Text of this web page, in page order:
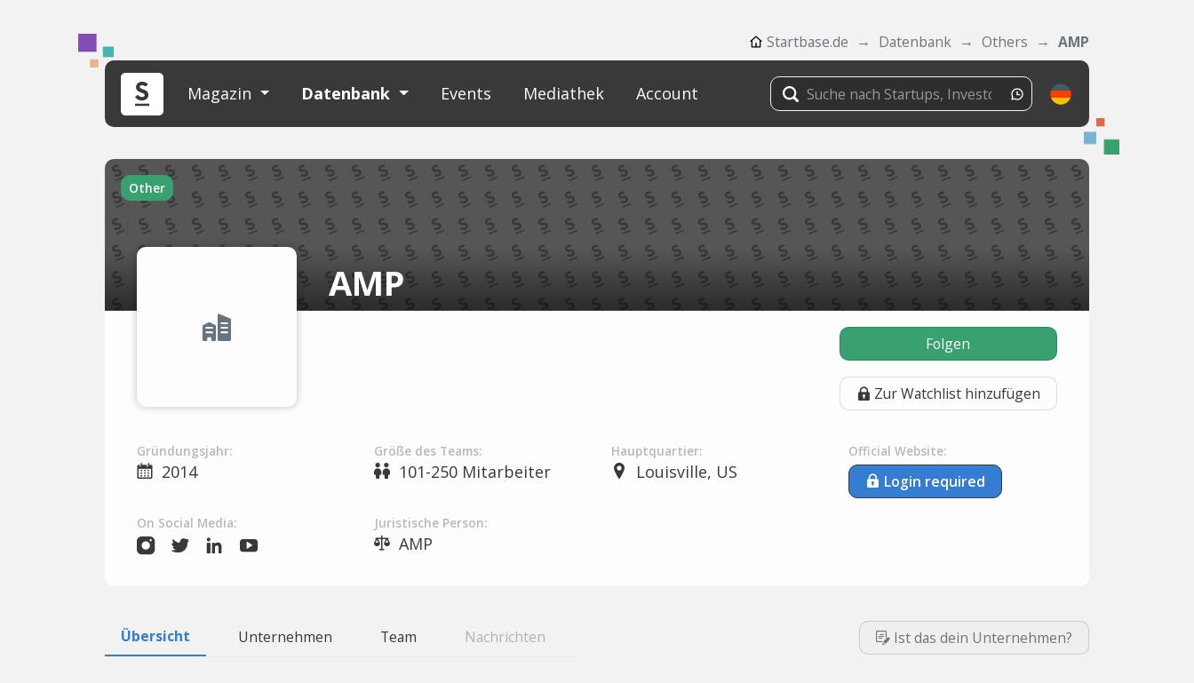
Startbase.de Datenbank Others AMP
Magazin Datenbank Events Mediathek Account
Other
AMP
Folgen
Zur Watchlist hinzufügen
Gründungsjahr:
2014
Größe des Teams:
101-250 Mitarbeiter
Hauptquartier:
Louisville, US
Official Website:
Login required
On Social Media: Juristische Person:
AMP
Übersicht Unternehmen Team Nachrichten Ist das dein Unternehmen?